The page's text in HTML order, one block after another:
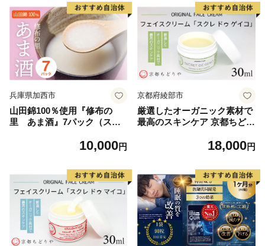
味が豊か 健康茶 ノンカフェ
イン 癒し宮崎県 三股町【MI6
19-bi】【美香園】
兵庫県加西市
山田錦100％使用『修布の
里 あま酒』7パック（スト
10,000円
京都府綾部市
厳選したオーガニック素材で
最高のスキンケア 京都ちどり
ム「スクレ ドゥ ゲイコ」30
どりや［BSCJ003］
18,000円